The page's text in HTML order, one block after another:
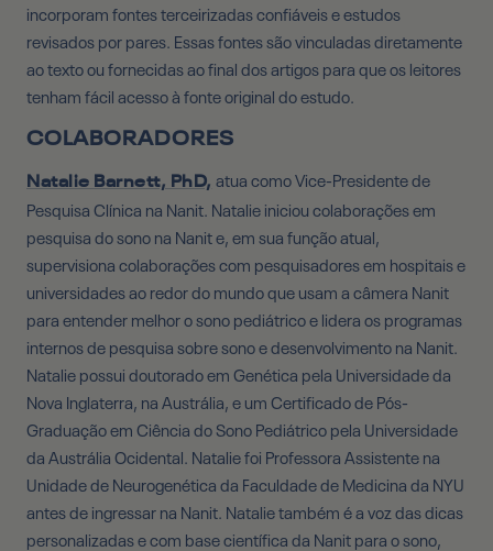
incorporam fontes terceirizadas confiáveis ​​e estudos
revisados ​​por pares. Essas fontes são vinculadas diretamente
ao texto ou fornecidas ao final dos artigos para que os leitores
tenham fácil acesso à fonte original do estudo.
COLABORADORES
Natalie Barnett, PhD, atua como Vice-Presidente de
Pesquisa Clínica na Nanit. Natalie iniciou colaborações em
pesquisa do sono na Nanit e, em sua função atual,
supervisiona colaborações com pesquisadores em hospitais e
universidades ao redor do mundo que usam a câmera Nanit
para entender melhor o sono pediátrico e lidera os programas
internos de pesquisa sobre sono e desenvolvimento na Nanit.
Natalie possui doutorado em Genética pela Universidade da
Nova Inglaterra, na Austrália, e um Certificado de Pós-
Graduação em Ciência do Sono Pediátrico pela Universidade
da Austrália Ocidental. Natalie foi Professora Assistente na
Unidade de Neurogenética da Faculdade de Medicina da NYU
antes de ingressar na Nanit. Natalie também é a voz das dicas
personalizadas e com base científica da Nanit para o sono,